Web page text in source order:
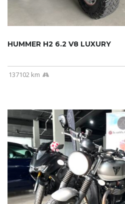
HUMMER H2 6.2 V8 LUXURY
137102 km